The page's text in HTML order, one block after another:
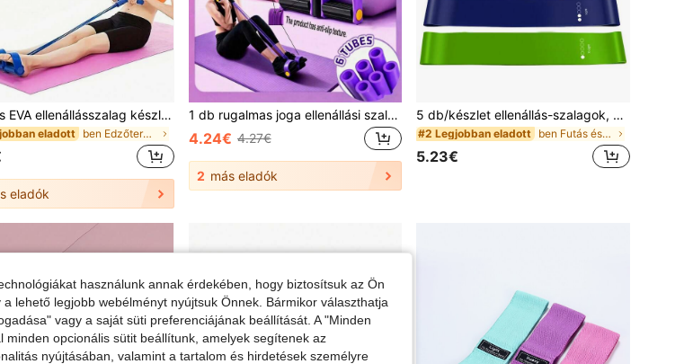
1 db-os EVA ellenállásszalag készlet - 4 egymásra rakható, könnyű ellenállású edzőhurok, alkalmas teljes testhez, hasizomhoz, evezős gyakorlatokhoz - kék, lila, rózsaszín színben kapható, fitneszkiegészítők, rugalmas fitneszszalagok, egycsomagos, edzőtermi felszerelés, edzés, otthoni edzőterem, ellenállásszalagok
eladott ben Edzőterem és fitnesz Ellenállásszalagok
eladók
1 db rugalmas joga ellenállási szalag – lila/rózsaszín PVC anyagból, teljes testre való edzéshez, törzszizom-tréninghez, kar- és lábgiznesztekhez, evezéshez és fitness eszközökkel való használathoz, tökéletes sportoláshoz, edzőterembe és otthoni edzéshez. Termékkategória: fitness kiegészítők, rugalmas fitness szalag, fogyókúrás segédeszköz, pilates felszerelés és ellenállási szalag termékek
4.24€ 4.27€
2 más eladók
5 db/készlet ellenállás-szalagok, erőnléti edző rugalmas szalagok mély guggoláshoz, jógához, fitneszhez
#2 Legjobban eladott ben Futás és edzés Ellenállásszalagok
5.23€
használunk annak érdekében, hogy biztosítsuk az Ön
lehető legjobb webélményt nyújtsuk Önnek. Bármikor választhatja
vagy a saját süti preferenciájának beállítását. A "Minden
minden opcionális sütit beállítunk, amelyek segítenek az
nyújtásában, valamint a tartalom és hirdetések személyre